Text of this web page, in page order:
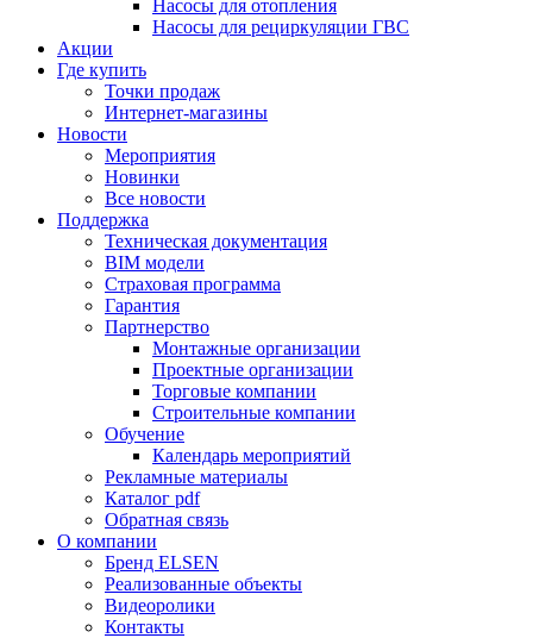
Насосы для отопления
Насосы для рециркуляции ГВС
Акции
Где купить
Точки продаж
Интернет-магазины
Новости
Мероприятия
Новинки
Все новости
Поддержка
Техническая документация
BIM модели
Страховая программа
Гарантия
Партнерство
Монтажные организации
Проектные организации
Торговые компании
Строительные компании
Обучение
Календарь мероприятий
Рекламные материалы
Каталог pdf
Обратная связь
О компании
Бренд ELSEN
Реализованные объекты
Видеоролики
Контакты